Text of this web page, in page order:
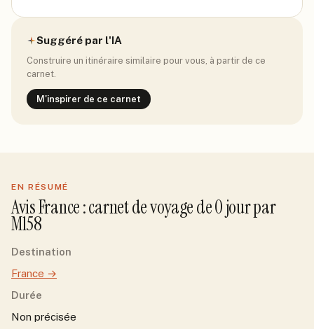
Suggéré par l'IA
Construire un itinéraire similaire pour vous, à partir de ce
carnet.
M'inspirer de ce carnet
EN RÉSUMÉ
AvisFrance: carnet de voyage de0jourpar
Ml58
Destination
France →
Durée
Non précisée